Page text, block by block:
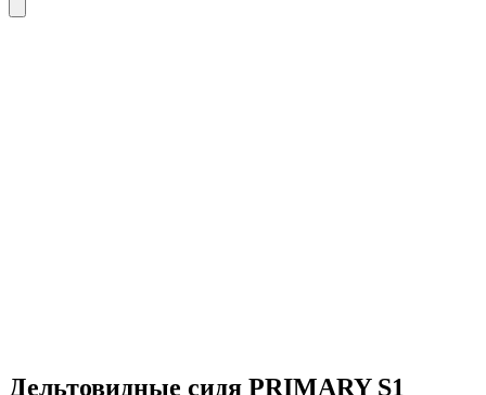
Дельтовидные сидя PRIMARY S1